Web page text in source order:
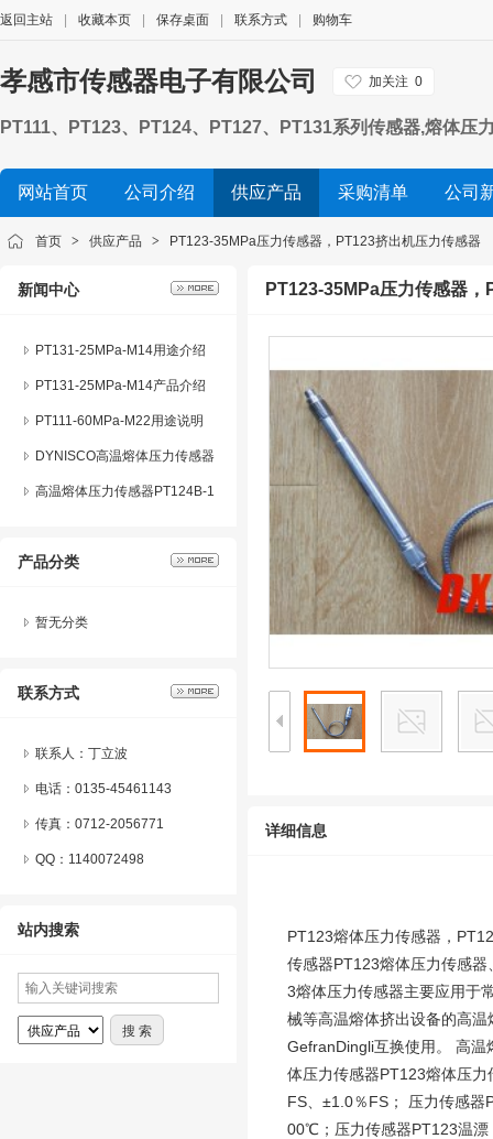
返回主站 收藏本页 保存桌面 联系方式 购物车
孝感市传感器电子有限公司 加关注 0
PT111、PT123、PT124、PT127、PT131系列传感器,熔体压
网站首页
公司介绍 供应产品 采购清单 公司
首页 > 供应产品 > PT123-35MPa压力传感器，PT123挤出机压力传感器
新闻中心
PT131-25MPa-M14用途介绍
PT131-25MPa-M14产品介绍
PT111-60MPa-M22用途说明
DYNISCO高温熔体压力传感器
系列产品特点及应用
高温熔体压力传感器PT124B-1
点及应用
产品分类
暂无分类
联系方式
联系人：丁立波
电话：0135-45461143
传真：0712-2056771
QQ： 1140072498
站内搜索
PT123-35MPa压力传感器
详细信息
PT123熔体压力传感器，
传感器PT123熔体压力传感
3熔体压力传感器主要应用于
械等高温熔体挤出设备的高
GefranDingli互换使用。 高温
体压力传感器PT123熔体压
FS、±1.0％FS； 压力传感
00℃；压力传感器PT123温漂